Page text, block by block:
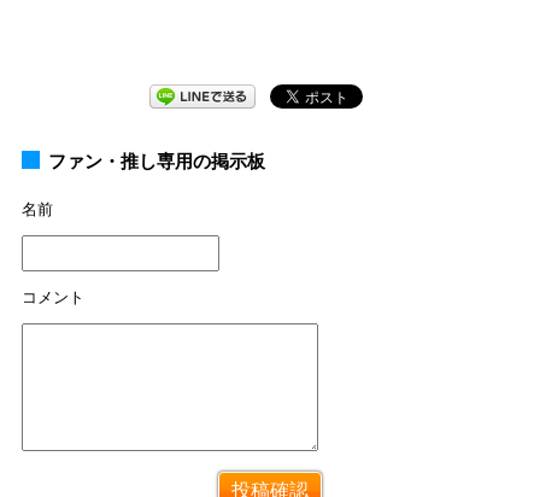
ファン・推し専用の掲示板
名前
コメント